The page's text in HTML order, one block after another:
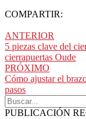
COMPARTIR:
ANTERIOR
5 piezas clave del
cierrapuertas Oude
PRÓXIMO
Cómo ajustar el
pasos
PUBLICACIÓN